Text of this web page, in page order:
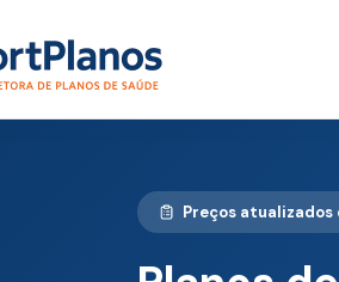
Preços atualizados